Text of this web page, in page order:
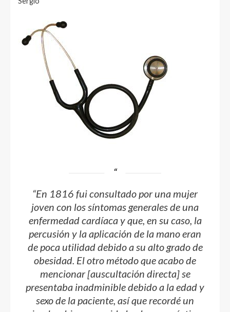
“En 1816 fui consultado por una mujer
joven con los síntomas generales de una
enfermedad cardíaca y que, en su caso, la
percusión y la aplicación de la mano eran
de poca utilidad debido a su alto grado de
obesidad. El otro método que acabo de
mencionar [auscultación directa] se
presentaba inadminible debido a la edad y
sexo de la paciente, así que recordé un